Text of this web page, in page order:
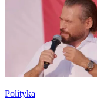
Polityka